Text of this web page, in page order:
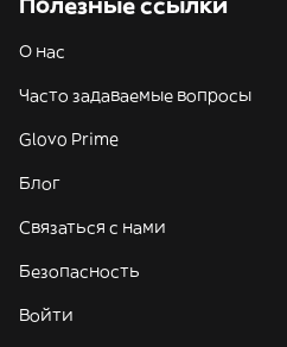
О нас
Часто задаваемые вопросы
Glovo Prime
Блог
Связаться с нами
Безопасность
Войти